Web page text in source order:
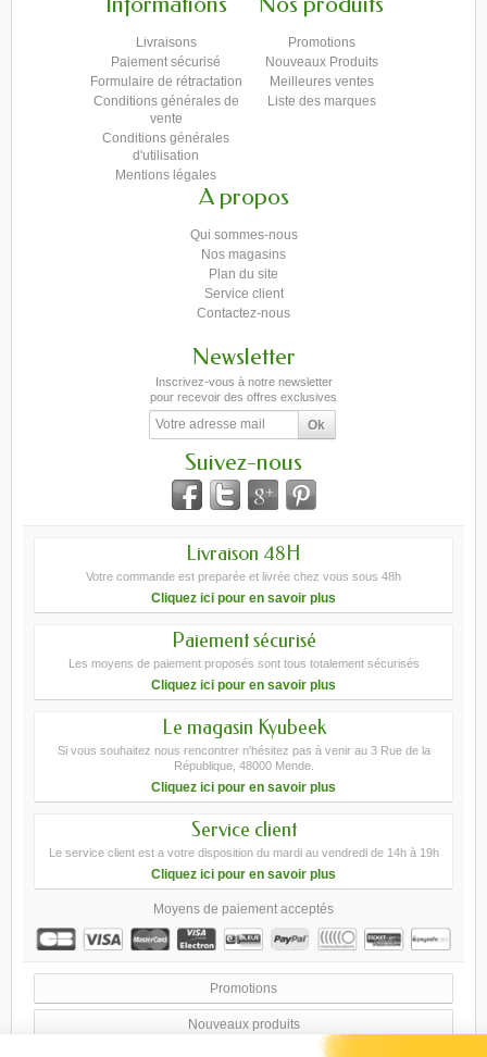
Livraisons
Paiement sécurisé
Formulaire de rétractation
Conditions générales de
vente
Conditions générales
d'utilisation
Mentions légales
Promotions
Nouveaux Produits
Meilleures ventes
Liste des marques
A propos
Qui sommes-nous
Nos magasins
Plan du site
Service client
Contactez-nous
Newsletter
Inscrivez-vous à notre newsletter
pour recevoir des offres exclusives
Suivez-nous
Livraison 48H
Votre commande est preparée et livrée chez vous sous 48h
Cliquez ici pour en savoir plus
Paiement sécurisé
Les moyens de paiement proposés sont tous totalement sécurisés
Cliquez ici pour en savoir plus
Le magasin Kyubeek
Si vous souhaitez nous rencontrer n'hésitez pas à venir au 3 Rue de la
République, 48000 Mende.
Cliquez ici pour en savoir plus
Service client
Le service client est a votre disposition du mardi au vendredi de 14h à 19h
Cliquez ici pour en savoir plus
Moyens de paiement acceptés
Promotions
Nouveaux produits